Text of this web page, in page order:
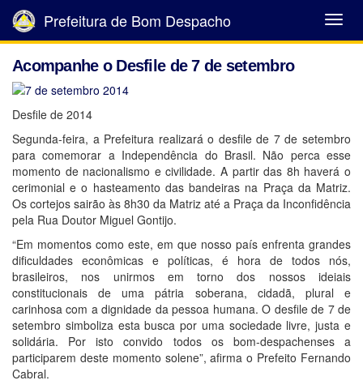
Abrir
Menu
Prefeitura de Bom Despacho
Acompanhe o Desfile de 7 de setembro
Desfile de 2014
Segunda-feira, a Prefeitura realizará o desfile de 7 de setembro
para comemorar a Independência do Brasil. Não perca esse
momento de nacionalismo e civilidade. A partir das 8h haverá o
cerimonial e o hasteamento das bandeiras na Praça da Matriz.
Os cortejos sairão às 8h30 da Matriz até a Praça da Inconfidência
pela Rua Doutor Miguel Gontijo.
“Em momentos como este, em que nosso país enfrenta grandes
dificuldades econômicas e políticas, é hora de todos nós,
brasileiros, nos unirmos em torno dos nossos ideiais
constitucionais de uma pátria soberana, cidadã, plural e
carinhosa com a dignidade da pessoa humana. O desfile de 7 de
setembro simboliza esta busca por uma sociedade livre, justa e
solidária. Por isto convido todos os bom-despachenses a
participarem deste momento solene”, afirma o Prefeito Fernando
Cabral.